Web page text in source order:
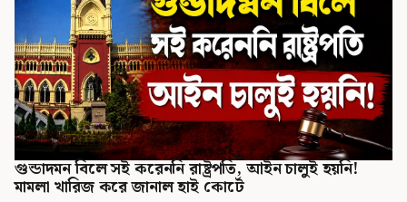
গুন্ডাদমন বিলে সই করেননি রাষ্ট্রপতি, আইন চালুই হয়নি!
মামলা খারিজ করে জানাল হাই কোর্টে